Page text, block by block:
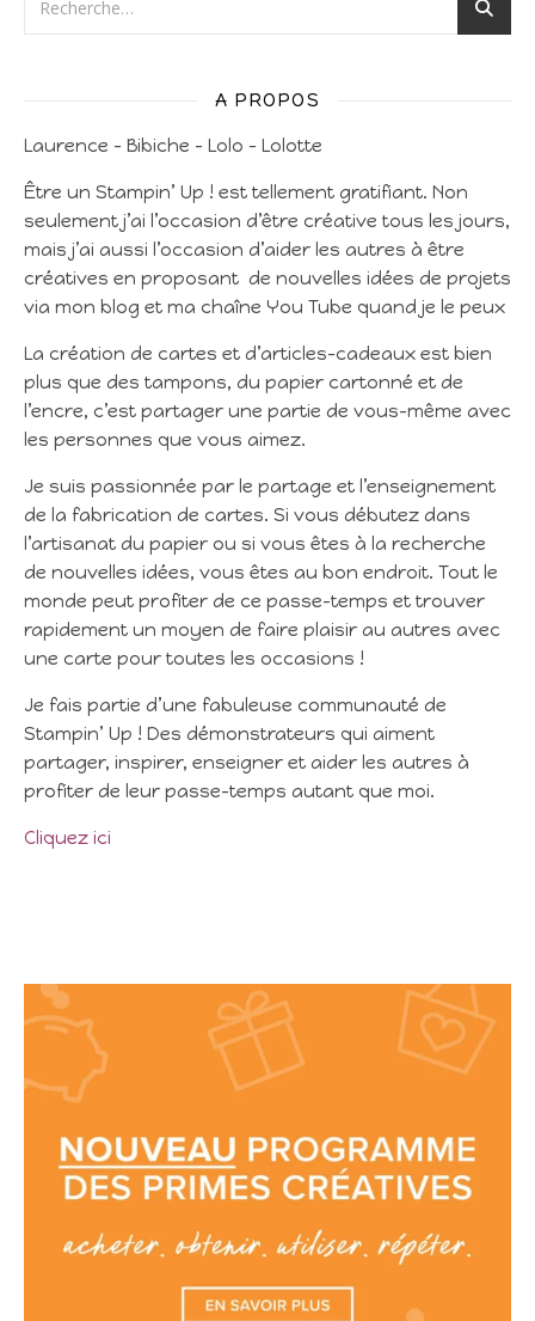
A PROPOS
Laurence – Bibiche – Lolo – Lolotte
Être un Stampin’ Up ! est tellement gratifiant. Non
seulement j’ai l’occasion d’être créative tous les jours,
mais j’ai aussi l’occasion d’aider les autres à être
créatives en proposant de nouvelles idées de projets
via mon blog et ma chaîne You Tube quand je le peux
La création de cartes et d’articles-cadeaux est bien
plus que des tampons, du papier cartonné et de
l’encre, c’est partager une partie de vous-même avec
les personnes que vous aimez.
Je suis passionnée par le partage et l’enseignement
de la fabrication de cartes. Si vous débutez dans
l’artisanat du papier ou si vous êtes à la recherche
de nouvelles idées, vous êtes au bon endroit. Tout le
monde peut profiter de ce passe-temps et trouver
rapidement un moyen de faire plaisir au autres avec
une carte pour toutes les occasions !
Je fais partie d’une fabuleuse communauté de
Stampin’ Up ! Des démonstrateurs qui aiment
partager, inspirer, enseigner et aider les autres à
profiter de leur passe-temps autant que moi.
Cliquez ici